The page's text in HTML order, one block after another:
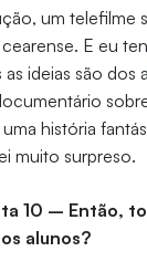
um telefilme
E eu
as ideias são dos
história
muito surpreso.
10 – Então,
alunos?